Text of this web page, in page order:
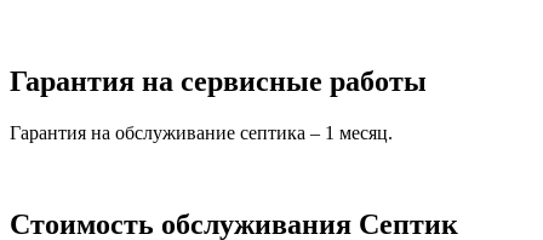
Гарантия на сервисные работы
Гарантия на обслуживание септика – 1 месяц.
Стоимость обслуживания Септик